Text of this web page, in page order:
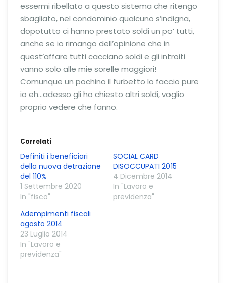
essermi ribellato a questo sistema che ritengo
sbagliato, nel condominio qualcuno s’indigna,
dopotutto ci hanno prestato soldi un po’ tutti,
anche se io rimango dell’opinione che in
quest’affare tutti cacciano soldi e gli introiti
vanno solo alle mie sorelle maggiori!
Comunque un pochino il furbetto lo faccio pure
io eh…adesso gli ho chiesto altri soldi, voglio
proprio vedere che fanno.
Correlati
Definiti i beneficiari
della nuova detrazione
del 110%
1 Settembre 2020
In "fisco"
SOCIAL CARD
DISOCCUPATI 2015
4 Dicembre 2014
In "Lavoro e
previdenza"
Adempimenti fiscali
agosto 2014
23 Luglio 2014
In "Lavoro e
previdenza"